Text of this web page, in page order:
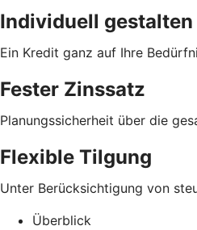
Individuell gestalten
Ein Kredit ganz auf Ihre
Fester Zinssatz
Planungssicherheit über die
Flexible Tilgung
Unter Berücksichtigung von
Überblick